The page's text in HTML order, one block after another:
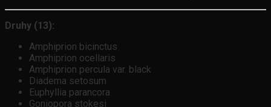
Druhy (13):
Amphiprion bicinctus
Amphiprion ocellaris
Amphiprion percula var. black
Diadema setosum
Euphyllia parancora
Goniopora stokesi